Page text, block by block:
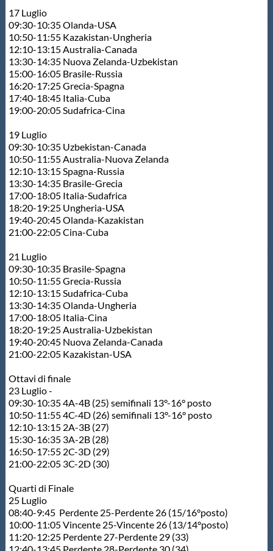
17 Luglio
09:30-10:35 Olanda-USA
10:50-11:55 Kazakistan-Ungheria
12:10-13:15 Australia-Canada
13:30-14:35 Nuova Zelanda-Uzbekistan
15:00-16:05 Brasile-Russia
16:20-17:25 Grecia-Spagna
17:40-18:45 Italia-Cuba
19:00-20:05 Sudafrica-Cina
19 Luglio
09:30-10:35 Uzbekistan-Canada
10:50-11:55 Australia-Nuova Zelanda
12:10-13:15 Spagna-Russia
13:30-14:35 Brasile-Grecia
17:00-18:05 Italia-Sudafrica
18:20-19:25 Ungheria-USA
19:40-20:45 Olanda-Kazakistan
21:00-22:05 Cina-Cuba
21 Luglio
09:30-10:35 Brasile-Spagna
10:50-11:55 Grecia-Russia
12:10-13:15 Sudafrica-Cuba
13:30-14:35 Olanda-Ungheria
17:00-18:05 Italia-Cina
18:20-19:25 Australia-Uzbekistan
19:40-20:45 Nuova Zelanda-Canada
21:00-22:05 Kazakistan-USA
Ottavi di finale
23 Luglio -
09:30-10:35 4A-4B (25) semifinali 13°-16° posto
10:50-11:55 4C-4D (26) semifinali 13°-16° posto
12:10-13:15 2A-3B (27)
15:30-16:35 3A-2B (28)
16:50-17:55 2C-3D (29)
21:00-22:05 3C-2D (30)
Quarti di Finale
25 Luglio
08:40-9:45 Perdente 25-Perdente 26 (15/16°posto)
10:00-11:05 Vincente 25-Vincente 26 (13/14°posto)
11:20-12:25 Perdente 27-Perdente 29 (33)